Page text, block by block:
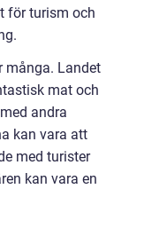
för turism och
många. Landet
mat och
andra
kan vara att
med turister
kan vara en